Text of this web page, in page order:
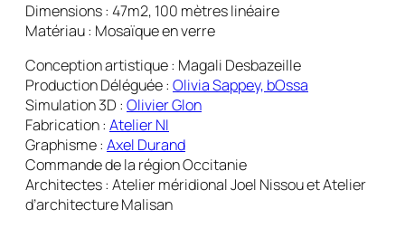
Dimensions : 47m2, 100 mètres linéaire
Matériau : Mosaïque en verre
Conception artistique : Magali Desbazeille
Production Déléguée : Olivia Sappey, bOssa
Simulation 3D : Olivier Glon
Fabrication : Atelier NI
Graphisme : Axel Durand
Commande de la région Occitanie
Architectes : Atelier méridional Joel Nissou et Atelier
d’architecture Malisan